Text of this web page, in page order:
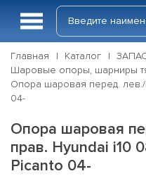
Главная Каталог
Шаровые опоры, шарниры
Опора шаровая перед. лев./
04-
Опора шаровая
прав. Hyundai i10
Picanto 04-